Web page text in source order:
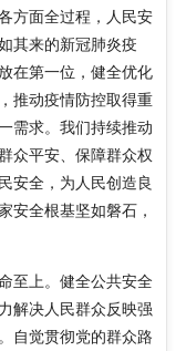
方面全过程，人民安
其来的新冠肺炎疫
在第一位，健全优化
推动疫情防控取得重
需求。我们持续推动
众平安、保障群众权
安全，为人民创造良
安全根基坚如磐石，
至上。健全公共安全
解决人民群众反映强
自觉贯彻党的群众路